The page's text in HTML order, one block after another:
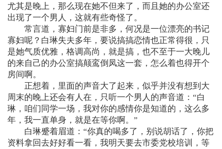
尤其是晚上，那么现在她不但来了，而且她的办公室还
出现了一个男人，这就有些奇怪了。
常言道，寡妇门前是非多，何况是一位漂亮的书记
寡妇呢？白琳失夫多年，要说搞搞恋情也正常得很，只
是她气质优雅，格调高尚，就是搞，也不至于一大晚儿
的来自己的办公室搞颠鸾倒凤这一套，怎么着也得开个
房间啊。
正想着，里面的声音大了起来，似乎并没有想到大
周末的晚上还会有人在，只听一个男人的声音道：“白
琳，咱们同学一场，我对你的感情你是知道的，这么多
年，我一直单身，就是在等你啊。”
白琳蹙着眉道：“你真的喝多了，别说胡话了，你把
资料拿回去好好看一看，我明天要去市委党校培训，等